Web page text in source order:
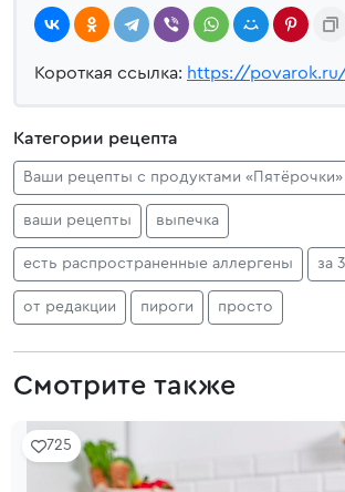
Короткая ссылка: https://
Категории рецепта
Ваши рецепты с продуктами «Пятёрочки»
ваши рецепты выпечка
есть распространенные аллергены за
от редакции пироги просто
Смотрите также
725